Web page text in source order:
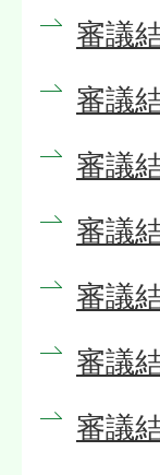
審議
審議
審議
審議
審議
審議
審議